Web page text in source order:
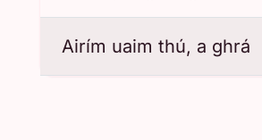
Airím uaim thú, a ghrá